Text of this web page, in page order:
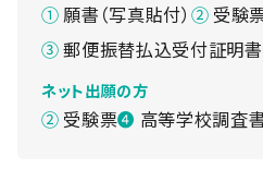
願書（写真貼付）
受験
郵便振替払込受付証明書
ネット出願の方
受験票 高等学校調査